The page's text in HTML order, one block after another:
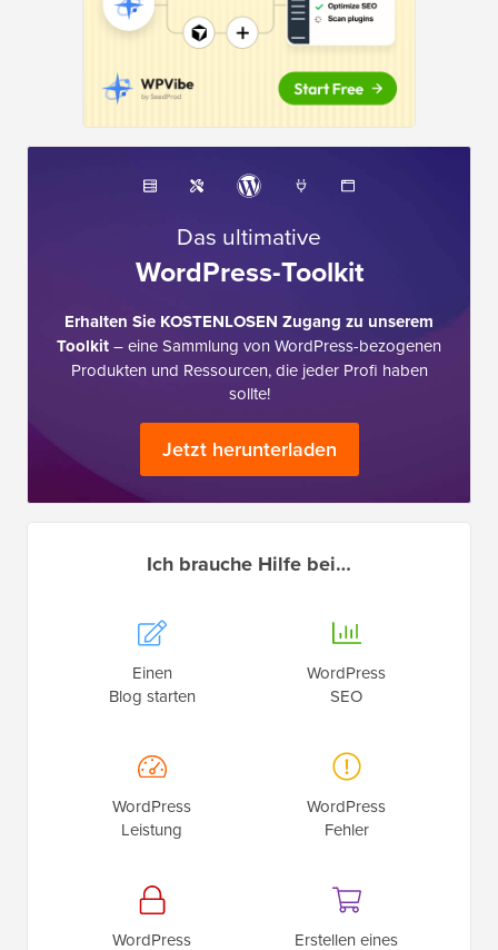
Das ultimative
WordPress-Toolkit
Erhalten Sie KOSTENLOSEN Zugang zu unserem
Toolkit– eine Sammlung von WordPress-bezogenen
Produkten und Ressourcen, die jeder Profi haben
sollte!
Jetzt herunterladen
Ich brauche Hilfe bei…
Einen
Blog starten
WordPress
SEO
WordPress
Leistung
WordPress
Fehler
WordPress Erstellen eines